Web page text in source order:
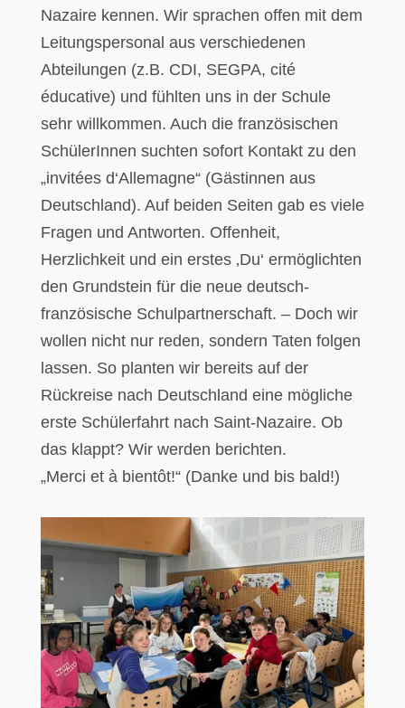
Nazaire kennen. Wir sprachen offen mit dem
Leitungspersonal aus verschiedenen
Abteilungen (z.B. CDI, SEGPA, cité
éducative) und fühlten uns in der Schule
sehr willkommen. Auch die französischen
SchülerInnen suchten sofort Kontakt zu den
„invitées d‘Allemagne“ (Gästinnen aus
Deutschland). Auf beiden Seiten gab es viele
Fragen und Antworten. Offenheit,
Herzlichkeit und ein erstes ‚Du‘ ermöglichten
den Grundstein für die neue deutsch-
französische Schulpartnerschaft. – Doch wir
wollen nicht nur reden, sondern Taten folgen
lassen. So planten wir bereits auf der
Rückreise nach Deutschland eine mögliche
erste Schülerfahrt nach Saint-Nazaire. Ob
das klappt? Wir werden berichten.
„Merci et à bientôt!“ (Danke und bis bald!)